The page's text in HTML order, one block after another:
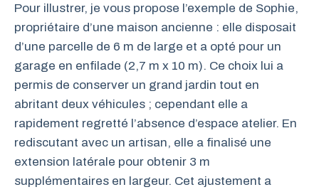
Pour illustrer, je vous propose l’exemple de Sophie,
propriétaire d’une maison ancienne : elle disposait
d’une parcelle de 6 m de large et a opté pour un
garage en enfilade (2,7 m x 10 m). Ce choix lui a
permis de conserver un grand jardin tout en
abritant deux véhicules ; cependant elle a
rapidement regretté l’absence d’espace atelier. En
rediscutant avec un artisan, elle a finalisé une
extension latérale pour obtenir 3 m
supplémentaires en largeur. Cet ajustement a